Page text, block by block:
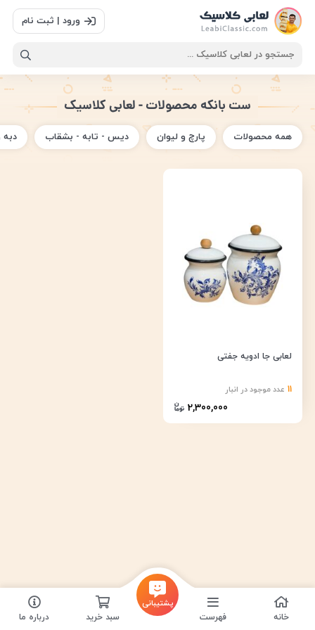
ورود | ثبت نام
ست بانکه محصولات - لعابی کلاسیک
همه محصولات پارچ و لیوان دیس - تابه - بشقاب
11 عدد موجود در انبار
لعابی جا ادویه جفتی
2,300,000
خانه فهرست درباره ما سبد خرید
پشتیبانی